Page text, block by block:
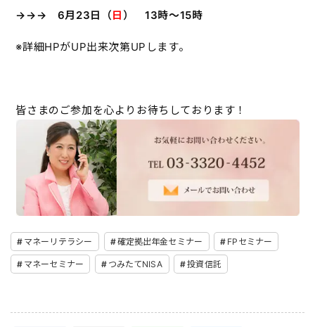
→→→ 6月23日（日 ） 13時～15時
※詳細HPがUP出来次第UPします。
皆さまのご参加を心よりお待ちしております！
マネーリテラシー 確定拠出年金セミナー FPセミナー
マネーセミナー つみたてNISA 投資信託